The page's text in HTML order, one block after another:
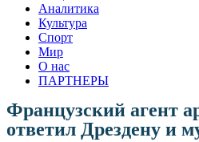
Аналитика
Культура
Спорт
Мир
О нас
ПАРТНЕРЫ
Французский агент
ответил Дрездену и